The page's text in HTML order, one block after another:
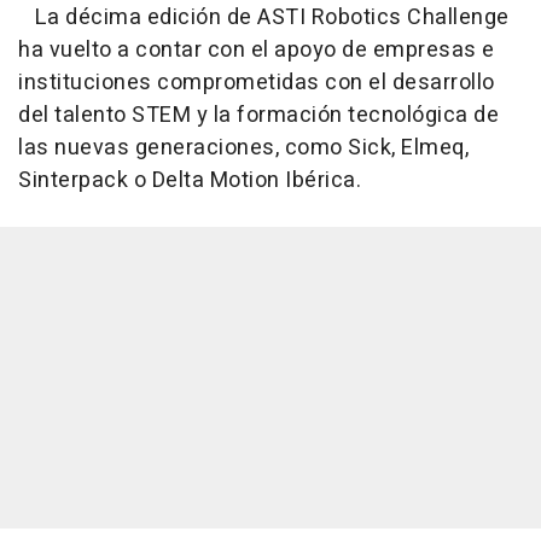
La décima edición de ASTI Robotics Challenge
ha vuelto a contar con el apoyo de empresas e
instituciones comprometidas con el desarrollo
del talento STEM y la formación tecnológica de
las nuevas generaciones, como Sick, Elmeq,
Sinterpack o Delta Motion Ibérica.